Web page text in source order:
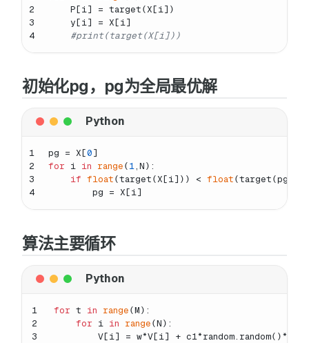
2
3
4
    P[i] = target(X[i])
    y[i] = X[i]
#print(target(X[i]))
初始化pg，pg为全局最优解
1
2
3
4
pg = X[0 ]
for i in range ( 1,N):
if
float (target(X[i])) < float (target(pg)):
        pg = X[i]
算法主要循环
1
2
3
for t in range (M):
for i in range (N):
V[i] = w*V[i] +